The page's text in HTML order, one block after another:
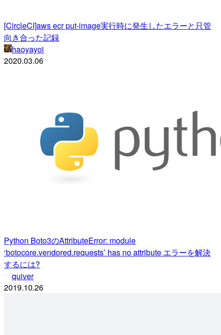
[CircleCI]aws ecr put-image実行時に発生したエラーと只管
向き合った記録
haoyayoi
2020.03.06
Python Boto3のAttributeError: module
‘botocore.vendored.requests’ has no attribute エラーを解決
するには?
quiver
2019.10.26